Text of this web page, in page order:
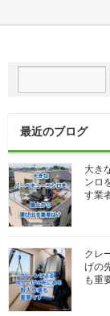
最近のブログ
大き
ンロ
す業
クレ
げの
も重